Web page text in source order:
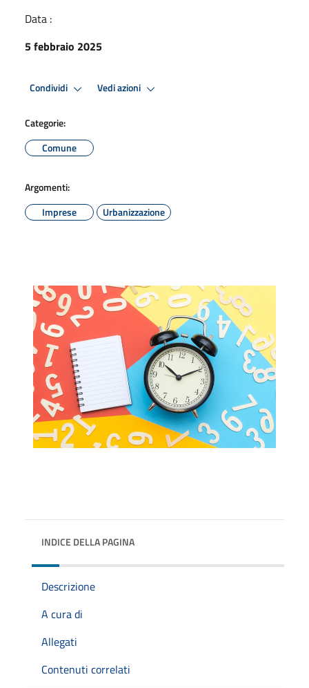
Data :
5 febbraio 2025
Condividi Vedi azioni
Categorie:
Comune
Argomenti:
Imprese
Urbanizzazione
INDICE DELLA PAGINA
Descrizione
A cura di
Allegati
Contenuti correlati